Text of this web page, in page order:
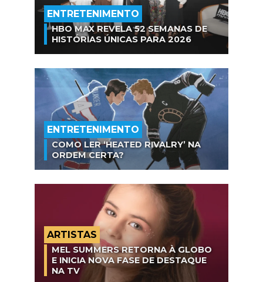
ENTRETENIMENTO
HBO MAX REVELA 52 SEMANAS DE
HISTÓRIAS ÚNICAS PARA 2026
ENTRETENIMENTO
COMO LER ‘HEATED RIVALRY’ NA
ORDEM CERTA?
ARTISTAS
MEL SUMMERS RETORNA À GLOBO
E INICIA NOVA FASE DE DESTAQUE
NA TV